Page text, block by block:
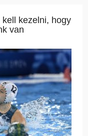
kezelni, hogy
van